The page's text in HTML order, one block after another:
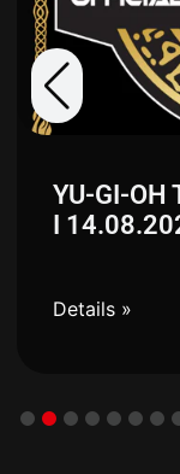
YU-GI-OH
I
Details »